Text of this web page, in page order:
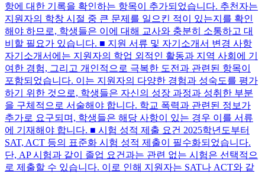
항에 대한 기록을 확인하는 항목이 추가되었습니다. 추천자는
지원자의 학창 시절 중 큰 문제를 일으킨 적이 있는지를 확인
해야 하므로, 학생들은 이에 대해 교사와 충분히 소통하고 대
비할 필요가 있습니다. ■ 지원 서류 및 자기소개서 변경 사항
자기소개서에는 지원자의 학업 외적인 활동과 지역 사회에 기
여한 경험, 그리고 개인적으로 극복한 도전과 관련된 항목이
포함되었습니다. 이는 지원자의 다양한 경험과 성숙도를 평가
하기 위한 것으로, 학생들은 자신의 성장 과정과 성취한 부분
을 구체적으로 서술해야 합니다. 학교 폭력과 관련된 정보가
추가로 요구되며, 학생들은 해당 사항이 있는 경우 이를 서류
에 기재해야 합니다. ■ 시험 성적 제출 요건 2025학년도부터
SAT, ACT 등의 표준화 시험 성적 제출이 필수화되었습니다.
단, AP 시험과 같이 졸업 요건과는 관련 없는 시험은 선택적으
로 제출할 수 있습니다. 이로 인해 지원자는 SAT나 ACT와 같